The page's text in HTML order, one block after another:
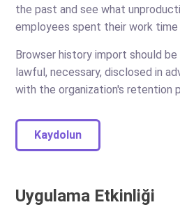
the past and see what
employees spent their work time
Browser history import should be
lawful, necessary, disclosed in
with the organization's retention
Kaydolun
Uygulama Etkinliği